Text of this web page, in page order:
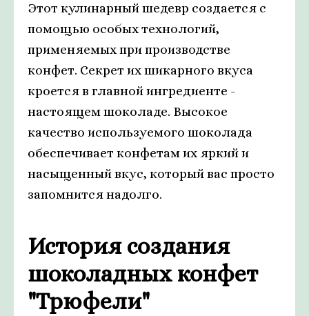
Этот кулинарный шедевр создается с
помощью особых технологий,
применяемых при производстве
конфет. Секрет их шикарного вкуса
кроется в главной ингредиенте -
настоящем шоколаде. Высокое
качество используемого шоколада
обеспечивает конфетам их яркий и
насыщенный вкус, который вас просто
запомнится надолго.
История создания
шоколадных конфет
"Трюфели"